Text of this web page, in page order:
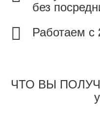
без
Работаем с
ЧТО ВЫ